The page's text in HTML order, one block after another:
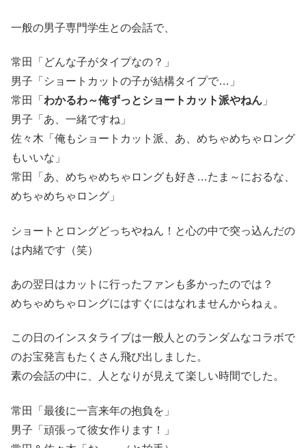
一般の男子専門学生との会話で、
常田「どんな子がタイプなの？」
男子「ショートカットの子が結構タイプで…」
常田「 わかるわ～俺ずっとショートカット派やねん 」
男子「あ、一緒ですね」
佐々木「俺もショートカット派、あ、めちゃめちゃロング
もいいな」
常田「あ、めちゃめちゃロングも好き…たま～におるな、
めちゃめちゃロング」
ショートとロングどっちやねん！と心の中で突っ込んだの
は内緒です（笑）
あの翌日はカットに行ったファンも多かったのでは？
めちゃめちゃロングにはすぐにはなれませんからねぇ。
この日のインスタライブは一般人とのランダムなコラボで
のお宝発言もたくさん飛び出しました。
素の会話の中に、人となりが見えて楽しい時間でした。
常田「最後に一言来年の抱負を」
男子「頑張って彼女作ります！」